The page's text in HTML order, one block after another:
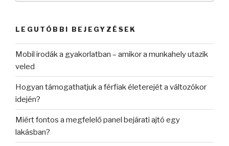
LEGUTÓBBI BEJEGYZÉSEK
Mobil irodák a gyakorlatban – amikor a munkahely utazik
veled
Hogyan támogathatjuk a férfiak életerejét a változókor
idején?
Miért fontos a megfelelő panel bejárati ajtó egy
lakásban?